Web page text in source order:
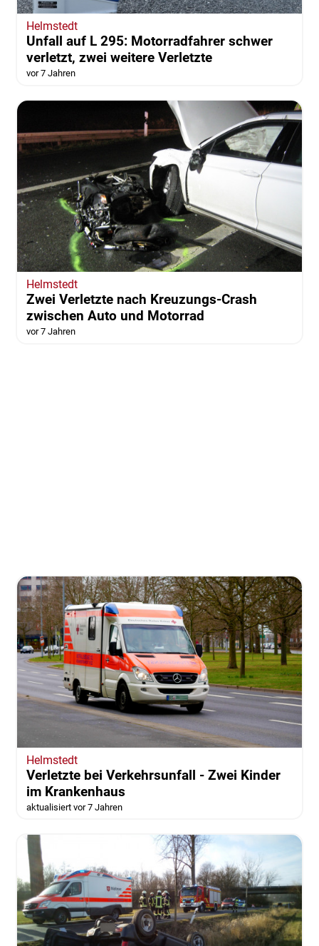
Helmstedt
Unfall auf L 295: Motorradfahrer schwer
verletzt, zwei weitere Verletzte
vor 7 Jahren
Helmstedt
Zwei Verletzte nach Kreuzungs-Crash
zwischen Auto und Motorrad
vor 7 Jahren
Helmstedt
Verletzte bei Verkehrsunfall - Zwei Kinder
im Krankenhaus
aktualisiert vor 7 Jahren